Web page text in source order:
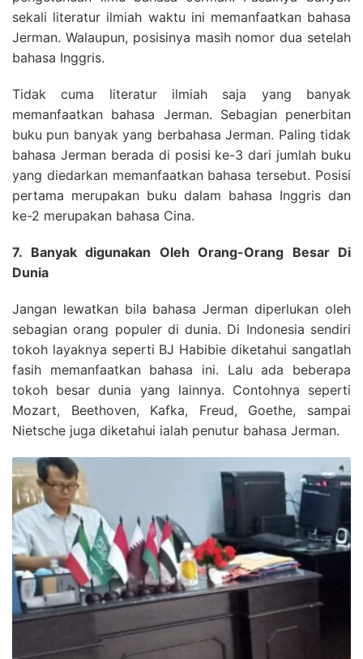
sekali literatur ilmiah waktu ini memanfaatkan bahasa
Jerman. Walaupun, posisinya masih nomor dua setelah
bahasa Inggris.
Tidak cuma literatur ilmiah saja yang banyak
memanfaatkan bahasa Jerman. Sebagian penerbitan
buku pun banyak yang berbahasa Jerman. Paling tidak
bahasa Jerman berada di posisi ke-3 dari jumlah buku
yang diedarkan memanfaatkan bahasa tersebut. Posisi
pertama merupakan buku dalam bahasa Inggris dan
ke-2 merupakan bahasa Cina.
7. Banyak digunakan Oleh Orang-Orang Besar Di
Dunia
Jangan lewatkan bila bahasa Jerman diperlukan oleh
sebagian orang populer di dunia. Di Indonesia sendiri
tokoh layaknya seperti BJ Habibie diketahui sangatlah
fasih memanfaatkan bahasa ini. Lalu ada beberapa
tokoh besar dunia yang lainnya. Contohnya seperti
Mozart, Beethoven, Kafka, Freud, Goethe, sampai
Nietsche juga diketahui ialah penutur bahasa Jerman.